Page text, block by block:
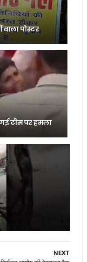
वाला पोस्टर
टीम पर हमला
NEXT